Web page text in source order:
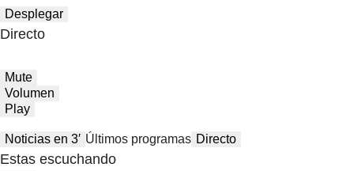
Desplegar
Directo
Mute
Volumen
Play
Noticias en 3′ Últimos programas Directo
Estas escuchando